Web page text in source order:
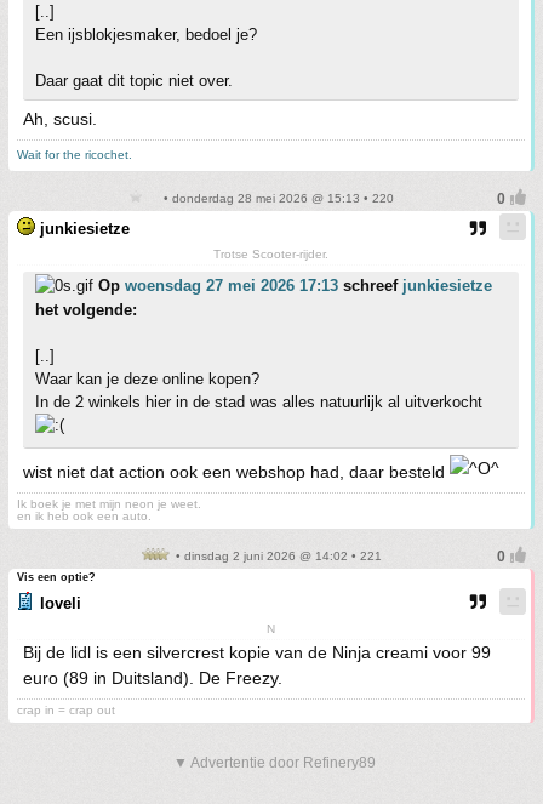
[..]
Een ijsblokjesmaker, bedoel je?
Daar gaat dit topic niet over.
Ah, scusi.
Wait for the ricochet.
• donderdag 28 mei 2026 @ 15:13 • 220
junkiesietze
Trotse Scooter-rijder.
Op woensdag 27 mei 2026 17:13 schreef junkiesietze
het volgende:
[..]
Waar kan je deze online kopen?
In de 2 winkels hier in de stad was alles natuurlijk al uitverkocht
wist niet dat action ook een webshop had, daar besteld
Ik boek je met mijn neon je weet.
en ik heb ook een auto.
• dinsdag 2 juni 2026 @ 14:02 • 221
Vis een optie?
loveli
N
Bij de lidl is een silvercrest kopie van de Ninja creami voor 99
euro (89 in Duitsland). De Freezy.
crap in = crap out
▼ Advertentie door Refinery89